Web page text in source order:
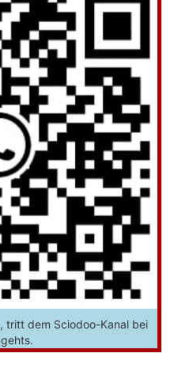
tritt dem Sciodoo-Kanal bei